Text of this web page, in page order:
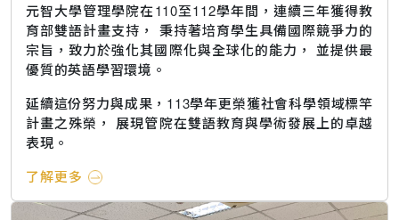
元智大學管理學院在110至112學年間，連續三年獲得教
育部雙語計畫支持， 秉持著培育學生具備國際競爭力的
宗旨，致力於強化其國際化與全球化的能力， 並提供最
優質的英語學習環境。
延續這份努力與成果，113學年更榮獲社會科學領域標竿
計畫之殊榮， 展現管院在雙語教育與學術發展上的卓越
表現。
了解更多